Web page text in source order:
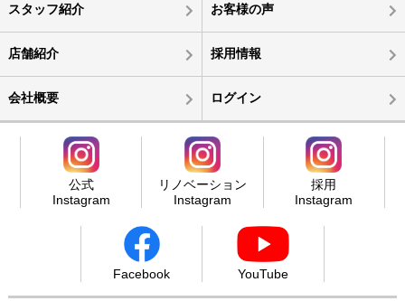
スタッフ紹介 お客様の声
店舗紹介 採用情報
会社概要 ログイン
公式
Instagram
リノベーション
Instagram
採用
Instagram
Facebook YouTube